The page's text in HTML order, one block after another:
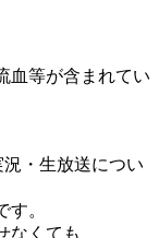
血等が含まれてい
・生放送につい
。
なくても